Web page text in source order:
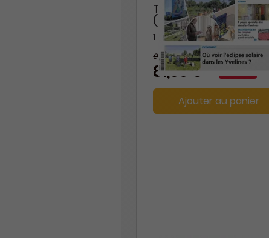
Toutes Les Nouvelles
(Versailles)
1 an
98,80 €
81,60 € -17%
Ajouter au panier